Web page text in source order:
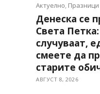
Актуелно, Празници
Денеска се
Света
случуваат,
смеете да
старите
АВГУСТ 8, 2026